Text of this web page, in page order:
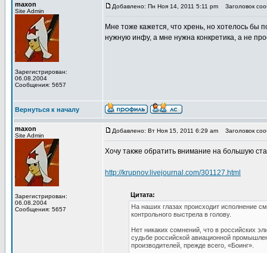
maxon
Site Admin
Зарегистрирован:
06.08.2004
Сообщения: 5657
Добавлено: Пн Ноя 14, 2011 5:11 pm Заголовок
Мне тоже кажется, что хрень, но хотелось бы
нужную инфу, а мне нужна конкретика, а не
Вернуться к началу
maxon
Site Admin
Зарегистрирован:
06.08.2004
Сообщения: 5657
Добавлено: Вт Ноя 15, 2011 6:29 am Заголовок
Хочу также обратить внимание на большую
http://krupnov.livejournal.com/301127.html
Цитата:
На наших глазах происходит исполнение
контрольного выстрела в голову.
Нет никаких сомнений, что в российских
судьбе российской авиационной
производителей, прежде всего, «Боинг».